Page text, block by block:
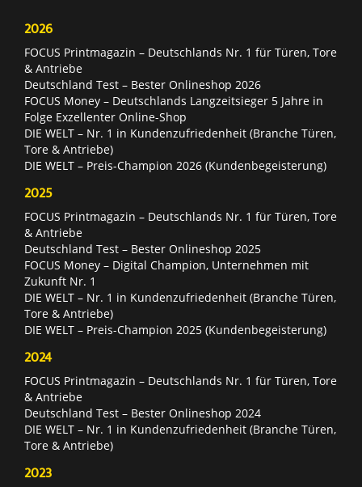
2026
FOCUS Printmagazin – Deutschlands Nr. 1 für Türen, Tore
& Antriebe
Deutschland Test – Bester Onlineshop 2026
FOCUS Money – Deutschlands Langzeitsieger 5 Jahre in
Folge Exzellenter Online-Shop
DIE WELT – Nr. 1 in Kundenzufriedenheit (Branche Türen,
Tore & Antriebe)
DIE WELT – Preis-Champion 2026 (Kundenbegeisterung)
2025
FOCUS Printmagazin – Deutschlands Nr. 1 für Türen, Tore
& Antriebe
Deutschland Test – Bester Onlineshop 2025
FOCUS Money – Digital Champion, Unternehmen mit
Zukunft Nr. 1
DIE WELT – Nr. 1 in Kundenzufriedenheit (Branche Türen,
Tore & Antriebe)
DIE WELT – Preis-Champion 2025 (Kundenbegeisterung)
2024
FOCUS Printmagazin – Deutschlands Nr. 1 für Türen, Tore
& Antriebe
Deutschland Test – Bester Onlineshop 2024
DIE WELT – Nr. 1 in Kundenzufriedenheit (Branche Türen,
Tore & Antriebe)
2023